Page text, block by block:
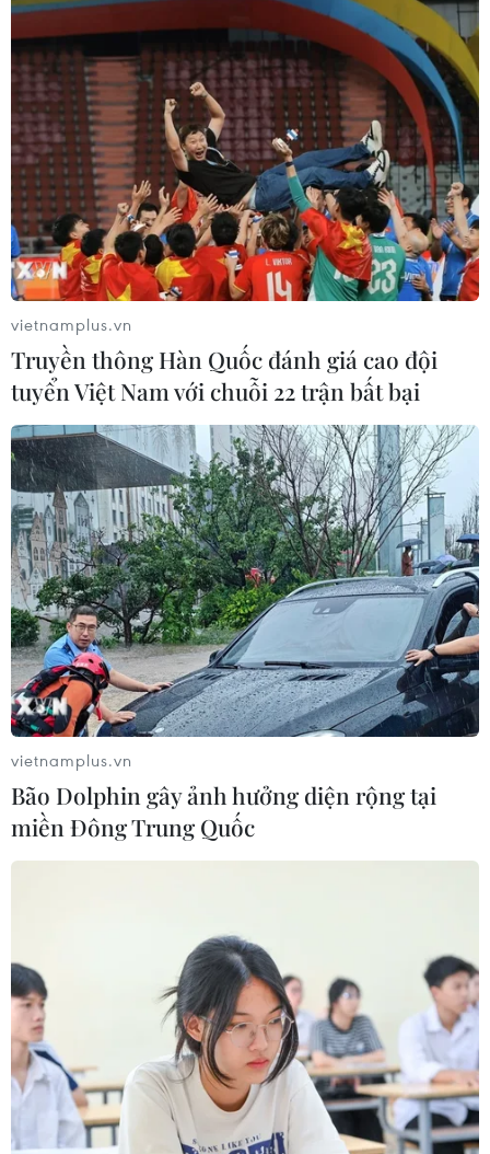
Mỹ lo ngại nguy cơ an ninh từ ôtô điện kết
nối mạng có nguồn gốc nước ngoài
Tổng thống Biden đã yêu cầu Bộ Thương mại Mỹ điều
tra về phần mềm có nguồn gốc nước ngoài trang bị trên
xe ôtô ở Mỹ và không loại trừ nguy cơ công nghệ này
tiềm ẩn nguy cơ đối với an ninh quốc gia.
vietnamplus.vn
Truyền thông Hàn Quốc đánh giá cao đội
tuyển Việt Nam với chuỗi 22 trận bất bại
vietnamplus.vn
Bão Dolphin gây ảnh hưởng diện rộng tại
miền Đông Trung Quốc